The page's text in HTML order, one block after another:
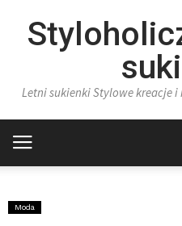
Letni sukienki Stylowe kreacje
Moda